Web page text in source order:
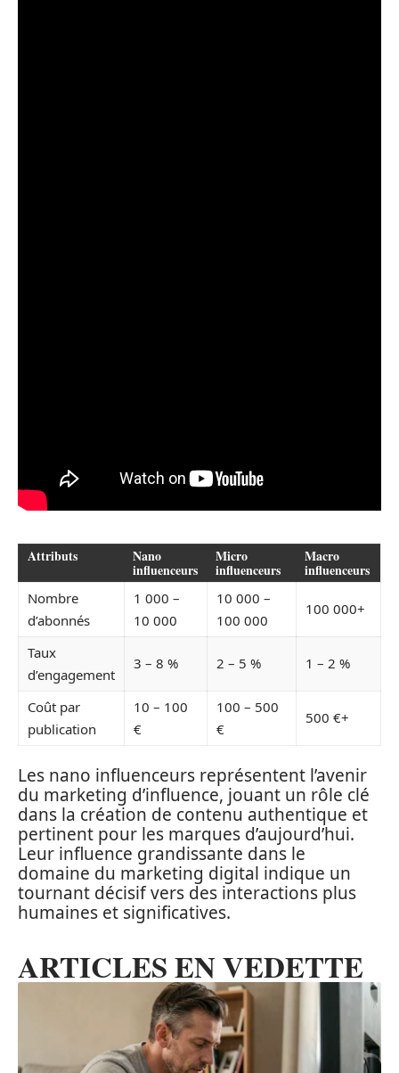
Attributs Nano
influenceurs
Micro
influenceurs
Macro
influenceurs
Nombre
d’abonnés
1 000 –
10 000
10 000 –
100 000
100 000+
Taux
d’engagement
3 – 8 % 2 – 5 % 1 – 2 %
Coût par
publication
10 – 100
€
100 – 500
€
500 €+
Les nano influenceurs représentent l’avenir
du marketing d’influence, jouant un rôle clé
dans la création de contenu authentique et
pertinent pour les marques d’aujourd’hui.
Leur influence grandissante dans le
domaine du marketing digital indique un
tournant décisif vers des interactions plus
humaines et significatives.
ARTICLES EN VEDETTE